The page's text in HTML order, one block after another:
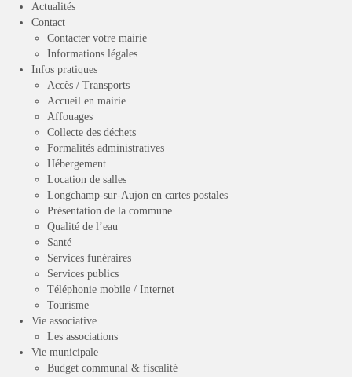
Actualités
Contact
Contacter votre mairie
Informations légales
Infos pratiques
Accès / Transports
Accueil en mairie
Affouages
Collecte des déchets
Formalités administratives
Hébergement
Location de salles
Longchamp-sur-Aujon en cartes postales
Présentation de la commune
Qualité de l’eau
Santé
Services funéraires
Services publics
Téléphonie mobile / Internet
Tourisme
Vie associative
Les associations
Vie municipale
Budget communal & fiscalité